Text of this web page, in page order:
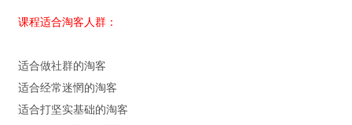
课程适合淘客人群：
适合做社群的淘客
适合经常迷惘的淘客
适合打坚实基础的淘客